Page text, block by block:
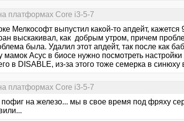
платформах Core i3-5-7
Мелкософт выпустил какой-то апдейт, кажется
выскакивал, как добрым утром, причем
была. Удалил этот апдейт, так после как
Асус в биосе нужно посмотреть настройки
в DISABLE, из-за этого тоже семерка в
платформах Core i3-5-7
пофиг на железо... мы в свое время под фряху